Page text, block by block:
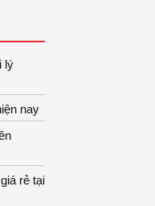
lý
nay
rẻ tại